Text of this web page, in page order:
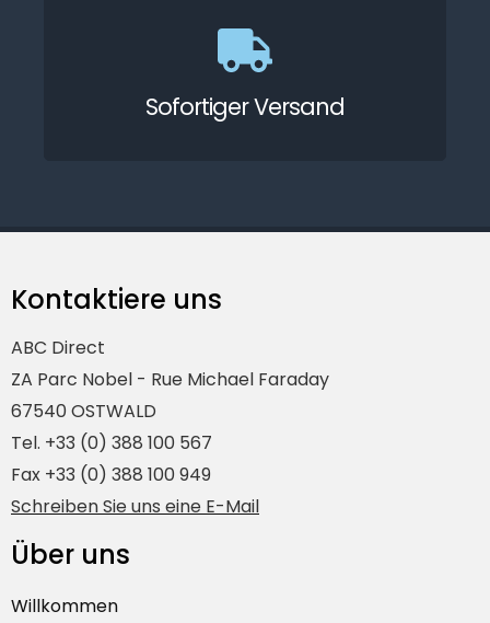
Sofortiger Versand
Kontaktiere uns
ABC Direct
ZA Parc Nobel - Rue Michael Faraday
67540 OSTWALD
Tel. +33 (0) 388 100 567
Fax +33 (0) 388 100 949
Schreiben Sie uns eine E-Mail
Über uns
Willkommen